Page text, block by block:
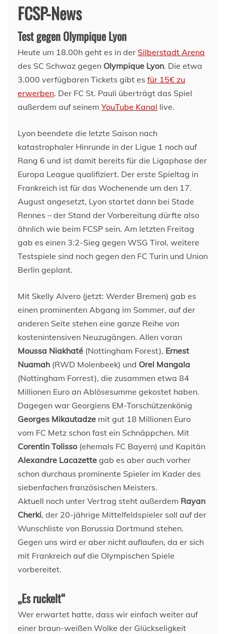
FCSP-News
Test gegen Olympique Lyon
Heute um 18.00h geht es in der Silberstadt Arena
des SC Schwaz gegen Olympique Lyon. Die etwa
3.000 verfügbaren Tickets gibt es für 15€ zu
erwerben. Der FC St. Pauli überträgt das Spiel
außerdem auf seinem YouTube Kanal live.
Lyon beendete die letzte Saison nach
katastrophaler Hinrunde in der Ligue 1 noch auf
Rang 6 und ist damit bereits für die Ligaphase der
Europa League qualifiziert. Der erste Spieltag in
Frankreich ist für das Wochenende um den 17.
August angesetzt, Lyon startet dann bei Stade
Rennes – der Stand der Vorbereitung dürfte also
ähnlich wie beim FCSP sein. Am letzten Freitag
gab es einen 3:2-Sieg gegen WSG Tirol, weitere
Testspiele sind noch gegen den FC Turin und Union
Berlin geplant.
Mit Skelly Alvero (jetzt: Werder Bremen) gab es
einen prominenten Abgang im Sommer, auf der
anderen Seite stehen eine ganze Reihe von
kostenintensiven Neuzugängen. Allen voran
Moussa Niakhaté (Nottingham Forest), Ernest
Nuamah (RWD Molenbeek) und Orel Mangala
(Nottingham Forrest), die zusammen etwa 84
Millionen Euro an Ablösesumme gekostet haben.
Dagegen war Georgiens EM-Torschützenkönig
Georges Mikautadze mit gut 18 Millionen Euro
vom FC Metz schon fast ein Schnäppchen. Mit
Corentin Tolisso (ehemals FC Bayern) und Kapitän
Alexandre Lacazette gab es aber auch vorher
schon durchaus prominente Spieler im Kader des
siebenfachen französischen Meisters.
Aktuell noch unter Vertrag steht außerdem Rayan
Cherki, der 20-jährige Mittelfeldspieler soll auf der
Wunschliste von Borussia Dortmund stehen.
Gegen uns wird er aber nicht auflaufen, da er sich
mit Frankreich auf die Olympischen Spiele
vorbereitet.
„Es ruckelt“
Wer erwartet hatte, dass wir einfach weiter auf
einer braun-weißen Wolke der Glückseligkeit